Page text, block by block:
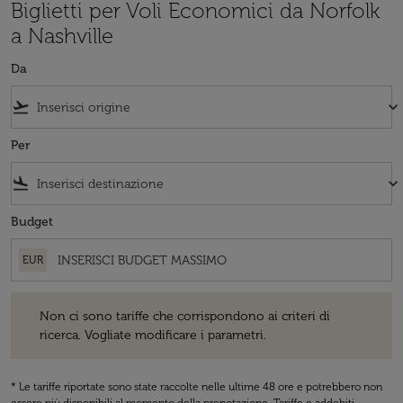
Biglietti per Voli Economici da Norfolk
a Nashville
Da
flight_takeoff keyboard_arrow_down
Per
flight_land keyboard_arrow_down
Budget
EUR
Non ci sono tariffe che corrispondono ai criteri di
ricerca. Vogliate modificare i parametri.
* Le tariffe riportate sono state raccolte nelle ultime 48 ore e potrebbero non